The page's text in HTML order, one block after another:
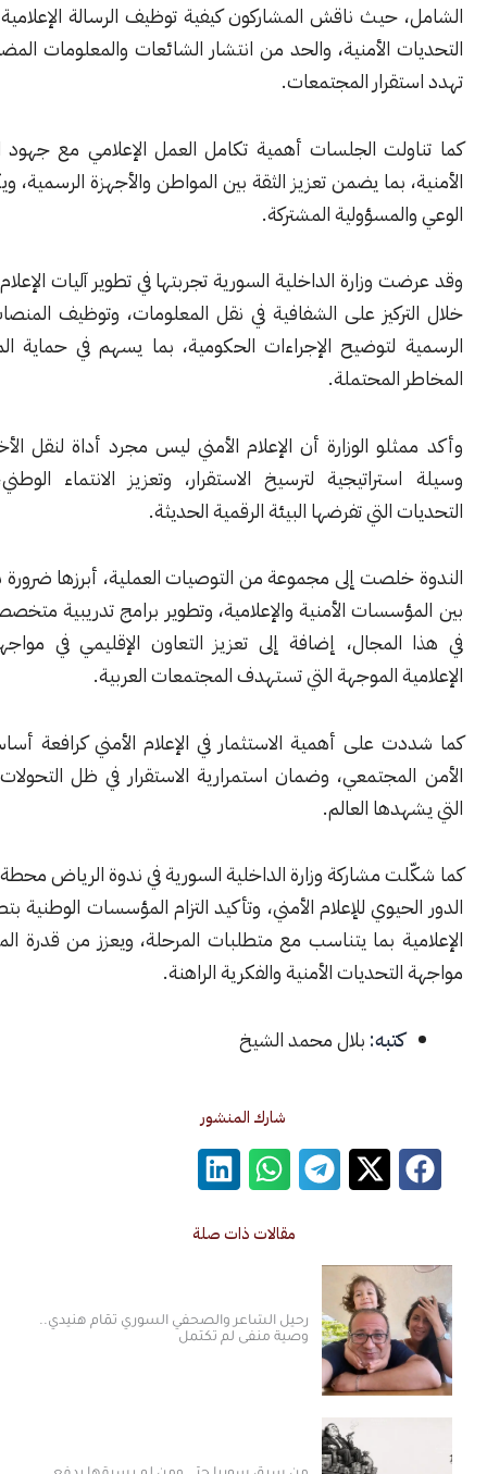
حيث ناقش المشاركون كيفية توظيف الرسالة الإعلامية في مواجهة
الأمنية، والحد من انتشار الشائعات والمعلومات المضللة التي قد
المجتمعات.
الجلسات أهمية تكامل العمل الإعلامي مع جهود المؤسسات
بما يضمن تعزيز الثقة بين المواطن والأجهزة الرسمية، ويكرّس ثقافة
المشتركة.
وزارة الداخلية السورية تجربتها في تطوير آليات الإعلام الأمني، من
على الشفافية في نقل المعلومات، وتوظيف المنصات الإعلامية
لتوضيح الإجراءات الحكومية، بما يسهم في حماية المجتمع من
المحتملة.
الوزارة أن الإعلام الأمني ليس مجرد أداة لنقل الأخبار، بل هو
لترسيخ الاستقرار، وتعزيز الانتماء الوطني، ومواجهة
التي تفرضها البيئة الرقمية الحديثة.
إلى مجموعة من التوصيات العملية، أبرزها ضرورة بناء شراكات
الأمنية والإعلامية، وتطوير برامج تدريبية متخصصة للعاملين
إضافة إلى تعزيز التعاون الإقليمي في مواجهة الحملات
الموجهة التي تستهدف المجتمعات العربية.
على أهمية الاستثمار في الإعلام الأمني كرافعة أساسية لحماية
وضمان استمرارية الاستقرار في ظل التحولات المتسارعة
العالم.
مشاركة وزارة الداخلية السورية في ندوة الرياض محطة مهمة لإبراز
للإعلام الأمني، وتأكيد التزام المؤسسات الوطنية بتطوير أدواتها
بما يتناسب مع متطلبات المرحلة، ويعزز من قدرة المجتمع على
الأمنية والفكرية الراهنة.
بلال محمد الشيخ
شارك المنشور
مقالات ذات صلة
رحيل الشاعر والصحفي السوري تمّام هنيدي..
وصية منفى لم تكتمل